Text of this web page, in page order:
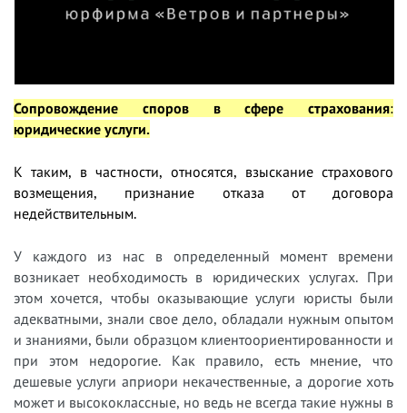
Сопровождение споров в сфере страхования:
юридические услуги.
К таким, в частности, относятся, взыскание страхового
возмещения, признание отказа от договора
недействительным.
У каждого из нас в определенный момент времени
возникает необходимость в юридических услугах. При
этом хочется, чтобы оказывающие услуги юристы были
адекватными, знали свое дело, обладали нужным опытом
и знаниями, были образцом клиентоориентированности и
при этом недорогие. Как правило, есть мнение, что
дешевые услуги априори некачественные, а дорогие хоть
может и высококлассные, но ведь не всегда такие нужны в